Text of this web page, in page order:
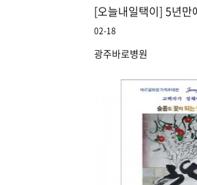
[오늘내일택이] 5년만
02-18
광주바로병원